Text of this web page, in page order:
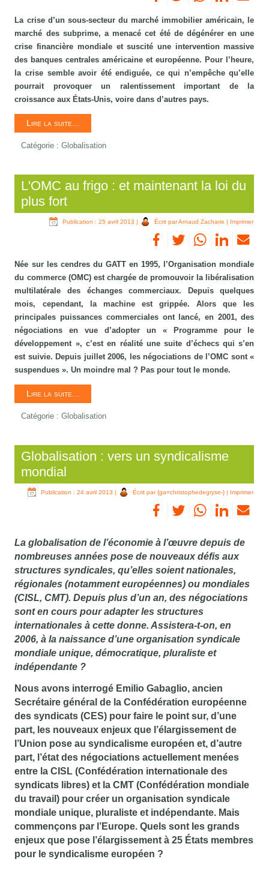
La crise d’un sous-secteur du marché immobilier américain, le
marché des subprime, a menacé cet été de dégénérer en une
crise financière mondiale et suscité une intervention massive
des banques centrales américaine et européenne. Pour l’heure,
la crise semble avoir été endiguée, ce qui n’empêche qu’elle
pourrait provoquer un ralentissement important de la
croissance aux États-Unis, voire dans d’autres pays.
Lire la suite...
Catégorie :Globalisation
L'OMC au frigo : et maintenant la loi du
plus fort
Publication : 25 avril 2013 | Écrit par Arnaud Zacharie | Imprimer
Née sur les cendres du GATT en 1995, l’Organisation mondiale
du commerce (OMC) est chargée de promouvoir la libéralisation
multilatérale des échanges commerciaux. Depuis quelques
mois, cependant, la machine est grippée. Alors que les
principales puissances commerciales ont lancé, en 2001, des
négociations en vue d’adopter un « Programme pour le
développement », c’est en réalité une suite d’échecs qui s’en
est suivie. Depuis juillet 2006, les négociations de l’OMC sont «
suspendues ». Un moindre mal ? Pas pour tout le monde.
Lire la suite...
Catégorie :Globalisation
Globalisation : vers un syndicalisme
mondial
Publication : 24 avril 2013 | Écrit par {ga=christophedegryse-} | Imprimer
La globalisation de l’économie à l’œuvre depuis de
nombreuses années pose de nouveaux défis aux
structures syndicales, qu’elles soient nationales,
régionales (notamment européennes) ou mondiales
(CISL, CMT). Depuis plus d’un an, des négociations
sont en cours pour adapter les structures
internationales à cette donne. Assistera-t-on, en
2006, à la naissance d’une organisation syndicale
mondiale unique, démocratique, pluraliste et
indépendante ?
Nous avons interrogé Emilio Gabaglio, ancien
Secrétaire général de la Confédération européenne
des syndicats (CES) pour faire le point sur, d’une
part, les nouveaux enjeux que l’élargissement de
l’Union pose au syndicalisme européen et, d’autre
part, l’état des négociations actuellement menées
entre la CISL (Confédération internationale des
syndicats libres) et la CMT (Confédération mondiale
du travail) pour créer un organisation syndicale
mondiale unique, pluraliste et indépendante. Mais
commençons par l’Europe. Quels sont les grands
enjeux que pose l’élargissement à 25 États membres
pour le syndicalisme européen ?